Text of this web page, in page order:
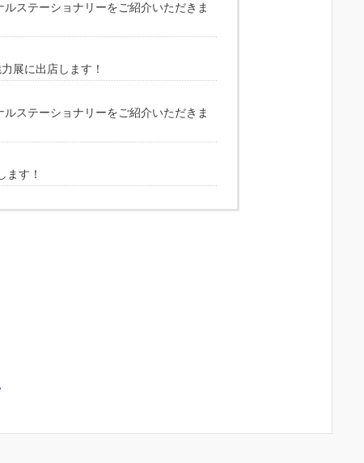
ステーショナリーをご紹介いただきま
展に出店します！
ステーショナリーをご紹介いただきま
ます！